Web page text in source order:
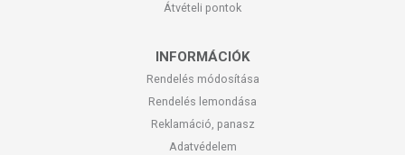
Átvételi pontok
INFORMÁCIÓK
Rendelés módosítása
Rendelés lemondása
Reklamáció, panasz
Adatvédelem